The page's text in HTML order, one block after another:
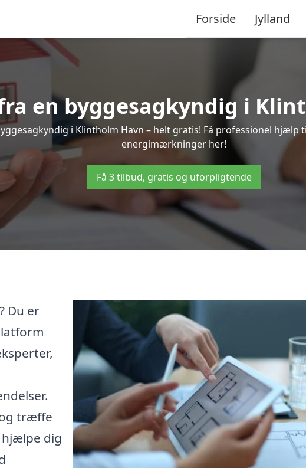
Forside Jylland
en byggesagkyndig i
i Klintholm Havn – helt gratis! Få professionel
energimærkninger her!
Få 3 tilbud, gratis og uforpligtende
Du er
træffe
dig